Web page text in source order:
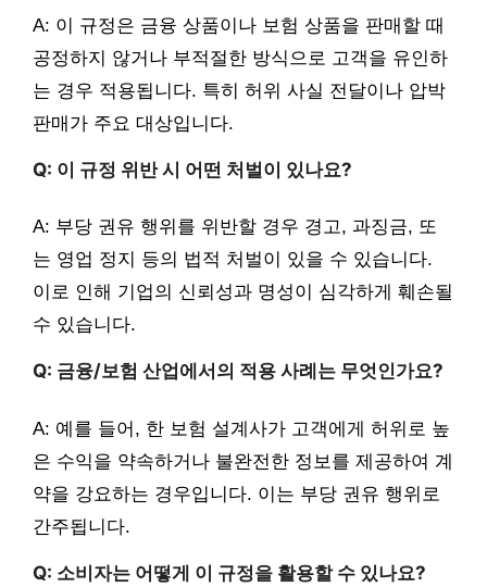
A: 이 규정은 금융 상품이나 보험 상품을 판매할 때
공정하지 않거나 부적절한 방식으로 고객을 유인하
는 경우 적용됩니다. 특히 허위 사실 전달이나 압박
판매가 주요 대상입니다.
Q: 이 규정 위반 시 어떤 처벌이 있나요?
A: 부당 권유 행위를 위반할 경우 경고, 과징금, 또
는 영업 정지 등의 법적 처벌이 있을 수 있습니다.
이로 인해 기업의 신뢰성과 명성이 심각하게 훼손될
수 있습니다.
Q: 금융/보험 산업에서의 적용 사례는 무엇인가요?
A: 예를 들어, 한 보험 설계사가 고객에게 허위로 높
은 수익을 약속하거나 불완전한 정보를 제공하여 계
약을 강요하는 경우입니다. 이는 부당 권유 행위로
간주됩니다.
Q: 소비자는 어떻게 이 규정을 활용할 수 있나요?